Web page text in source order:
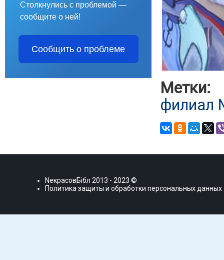
Столкнулись с проблемой —
сообщите о ней!
Сообщить о проблеме
Метки:
филиал
NекрасовБiбл 2013 - 2023 ©
Политика защиты и обработки персональных данных